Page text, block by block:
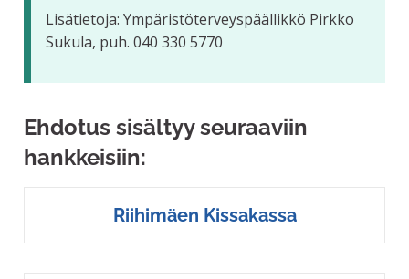
Lisätietoja: Ympäristöterveyspäällikkö Pirkko
Sukula, puh. 040 330 5770
Ehdotus sisältyy seuraaviin
hankkeisiin:
Riihimäen Kissakassa